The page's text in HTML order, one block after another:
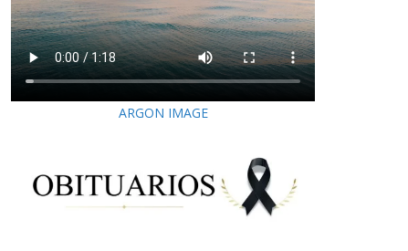
ARGON IMAGE